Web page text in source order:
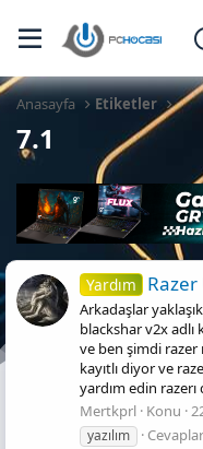
Anasayfa Etiketler
7.1
Yardım
Arkadaşlar
blackshar v2x adlı
ve ben şimdi razer
kayıtlı diyor ve
yardım edin
Mertkprl Konu
yazılım